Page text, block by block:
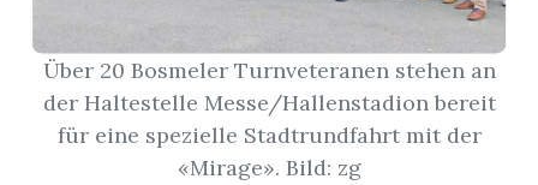
Über 20 Bosmeler Turnveteranen stehen an
der Haltestelle Messe/Hallenstadion bereit
für eine spezielle Stadtrundfahrt mit der
«Mirage». Bild: zg